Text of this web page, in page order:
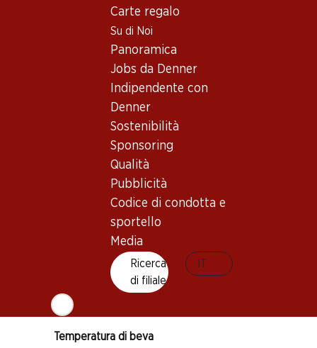
Carte regalo
Su di Noi
Panoramica
Jobs da Denner
Indipendente con
Denner
Sostenibilità
Sponsoring
Qualità
Pubblicità
Codice di condotta e
sportello
Media
Ricerca
di filiale
Buono a sapersi
Cabernet Sauvignon
Maturità di beva
6–10 anni
Temperatura di beva